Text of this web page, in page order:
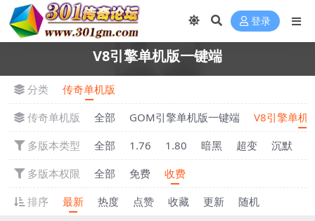
登录
V8引擎单机版一键端
分类
传奇单机版
传奇单机版
全部 GOM引擎单机版一键端
V8引擎单机
多版本类型
全部 1.76 1.80 暗黑 超变 沉默
多版本权限
全部 免费
收费
排序
最新 热度 点赞 收藏 更新 随机